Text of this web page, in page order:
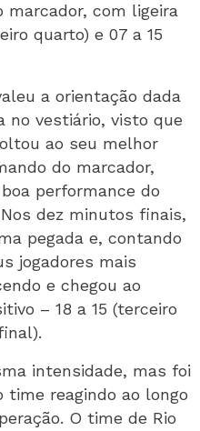
marcador, com ligeira
quarto) e 07 a 15
a orientação dada
no vestiário, visto que
ao seu melhor
do marcador,
performance do
dez minutos finais,
pegada e, contando
jogadores mais
e chegou ao
– 18 a 15 (terceiro
intensidade, mas foi
time reagindo ao longo
O time de Rio